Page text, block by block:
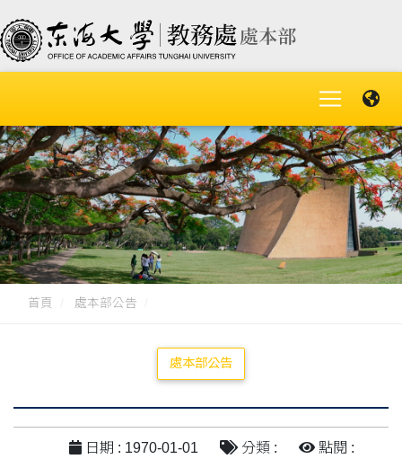
首頁 處本部公告
處本部公告
日期 : 1970-01-01 分類 : 點閱 :